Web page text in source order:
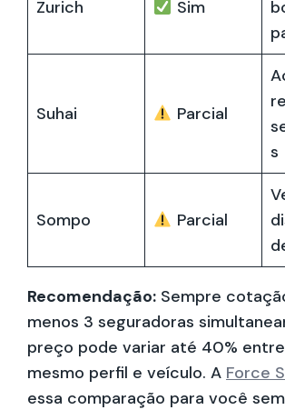
Zurich Sim
Suhai Parcial
s
Sompo Parcial
Recomendação: Sempre
menos 3 seguradoras
preço pode variar até 40%
mesmo perfil e veículo. A Force
essa comparação para você